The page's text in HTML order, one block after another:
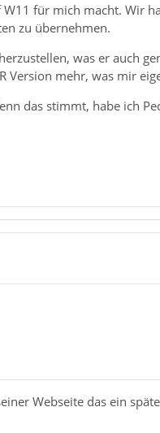
für mich macht. Wir
zu übernehmen.
was er auch
Version mehr, was mir
das stimmt, habe ich
Webseite das ein